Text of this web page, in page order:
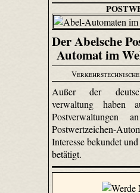
Der Abelsche
Automat im
Verkehrstechnische
Außer der
verwaltung haben
Postverwaltungen
Postwertzeichen-
Interesse bekundet
betätigt.